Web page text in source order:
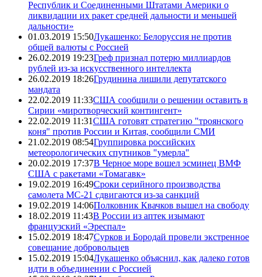
Республик и Соединенными Штатами Америки о
ликвидации их ракет средней дальности и меньшей
дальности»
01.03.2019 15:50Лукашенко: Белоруссия не против
общей валюты с Россией
26.02.2019 19:23Греф признал потерю миллиардов
рублей из-за искусственного интеллекта
26.02.2019 18:26Грудинина лишили депутатского
мандата
22.02.2019 11:33США сообщили о решении оставить в
Сирии «миротворческий контингент»
22.02.2019 11:31США готовят стратегию "троянского
коня" против России и Китая, сообщили СМИ
21.02.2019 08:54Группировка российских
метеорологических спутников "умерла"
20.02.2019 17:37В Черное море вошел эсминец ВМФ
США с ракетами «Томагавк»
19.02.2019 16:49Сроки серийного производства
самолета МС-21 сдвигаются из-за санкций
19.02.2019 14:06Полковник Квачков вышел на свободу
18.02.2019 11:43В России из аптек изымают
французский «Эреспал»
15.02.2019 18:47Сурков и Бородай провели экстренное
совещание добровольцев
15.02.2019 15:04Лукашенко объяснил, как далеко готов
идти в объединении с Россией